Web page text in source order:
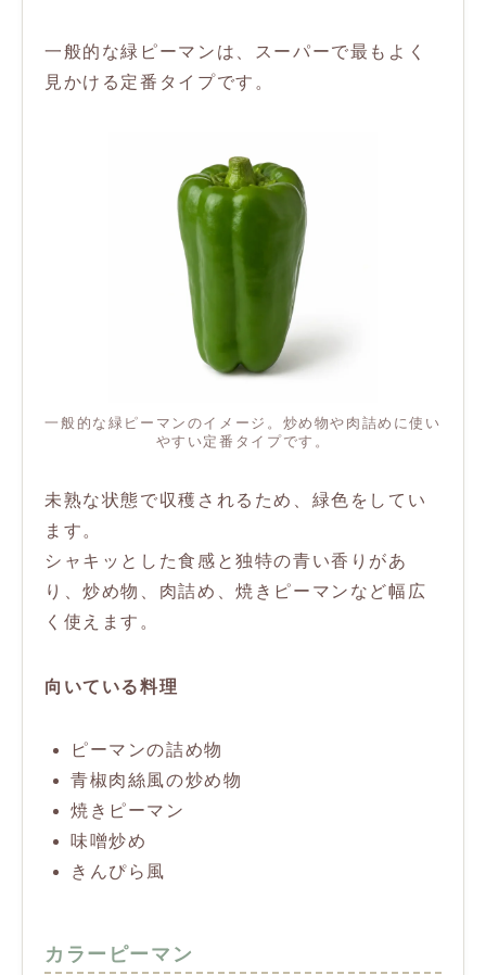
一般的な緑ピーマンは、スーパーで最もよく
見かける定番タイプです。
一般的な緑ピーマンのイメージ。炒め物や肉詰めに使い
やすい定番タイプです。
未熟な状態で収穫されるため、緑色をしてい
ます。
シャキッとした食感と独特の青い香りがあ
り、炒め物、肉詰め、焼きピーマンなど幅広
く使えます。
向いている料理
ピーマンの詰め物
青椒肉絲風の炒め物
焼きピーマン
味噌炒め
きんぴら風
カラーピーマン